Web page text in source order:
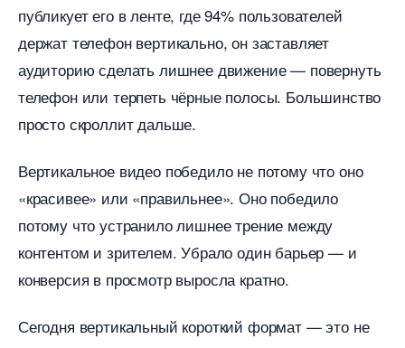
публикует его в ленте, где 94% пользователей
держат телефон вертикально, он заставляет
аудиторию сделать лишнее движение — повернуть
телефон или терпеть чёрные полосы. Большинство
просто скроллит дальше.
ертикальное видео победило не потому что оно
«красивее» или «правильнее». Оно победило
потому что устранило лишнее трение между
контентом и зрителем. Убрало один барьер — и
конверсия в просмотр выросла кратно.
Сегодня вертикальный короткий формат — это не